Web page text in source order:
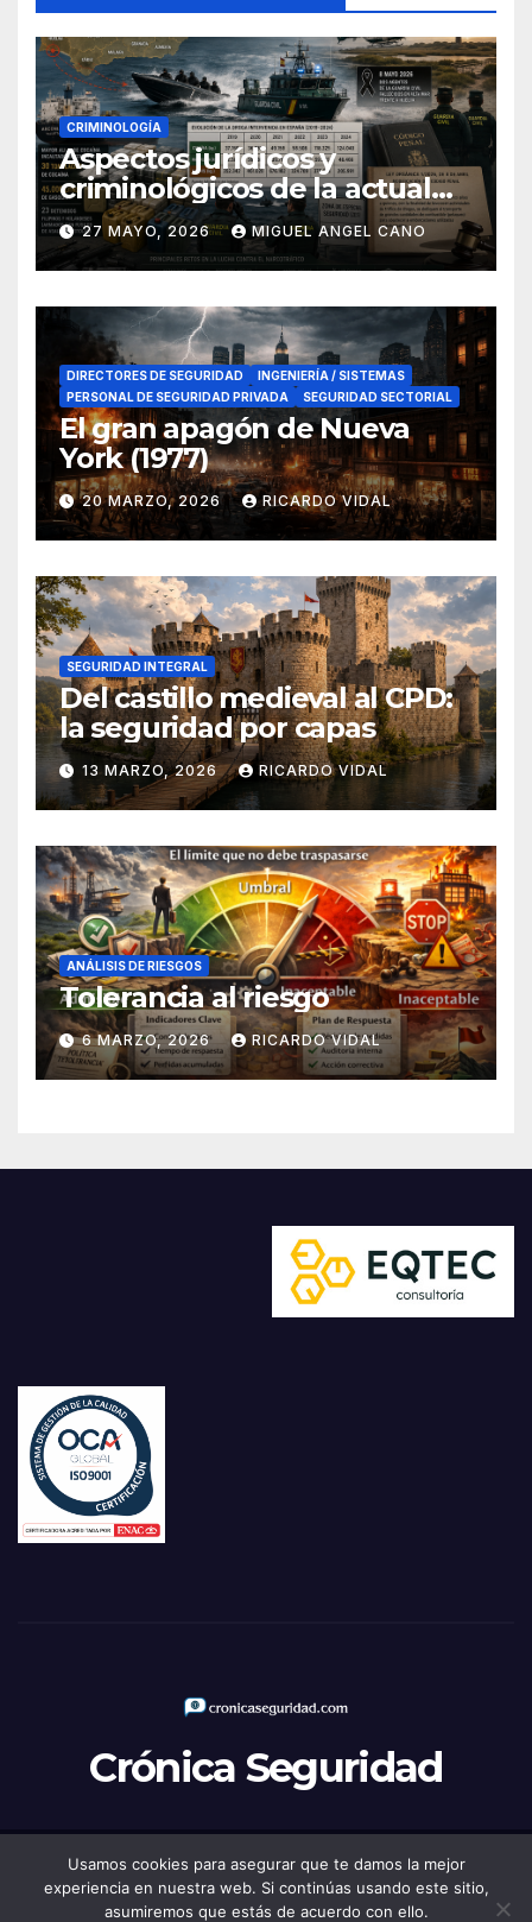
CRIMINOLOGÍA
Aspectos jurídicos y
criminológicos de la actual
lucha contra el narcotráfico
en el sur de España
27 MAYO, 2026 MIGUEL ANGEL CANO
DIRECTORES DE SEGURIDAD
INGENIERÍA / SISTEMAS
PERSONAL DE SEGURIDAD PRIVADA
SEGURIDAD SECTORIAL
El gran apagón de Nueva
York (1977)
20 MARZO, 2026 RICARDO VIDAL
SEGURIDAD INTEGRAL
Del castillo medieval al CPD:
la seguridad por capas
13 MARZO, 2026 RICARDO VIDAL
ANÁLISIS DE RIESGOS
Tolerancia al riesgo
6 MARZO, 2026 RICARDO VIDAL
Crónica Seguridad
Funciona gracias a WordPress|Tema: Newsup deThemeansar
Usamos cookies para asegurar que te damos la mejor
experiencia en nuestra web. Si continúas usando este sitio,
asumiremos que estás de acuerdo con ello.